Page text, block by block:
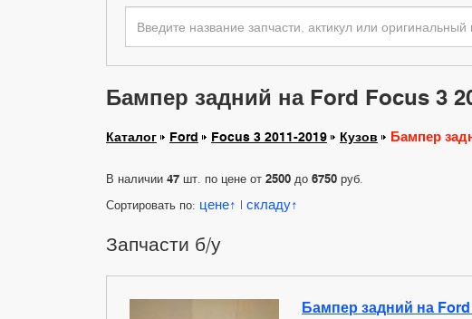
Бампер задний на Ford Focus 3
Каталог Ford Focus 3 2011-2019 Кузов Бампер
В наличии 47 шт. по цене от 2500 до 6750 руб.
Сортировать по: цене | складу
Запчасти б/у
Бампер задний на